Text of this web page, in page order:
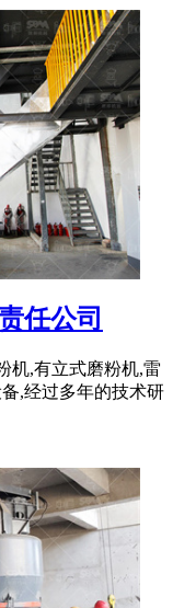
任公司
机,有立式磨粉机,雷
,经过多年的技术研